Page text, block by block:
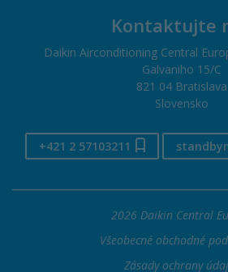
Kontaktujte
Daikin Airconditioning Central
Galvaniho 15/C
821 04 Bratislava
Slovensko
+421 2 57103211
2026 Daikin Central
Všeobecné obchodné
Zásady ochrany